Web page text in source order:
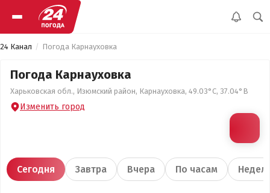
24 Канал Погода Карнауховка
Погода Карнауховка
Харьковская обл., Изюмский район, Карнауховка, 49.03°С, 37.04°В
Изменить город
Сегодня Завтра Вчера По часам